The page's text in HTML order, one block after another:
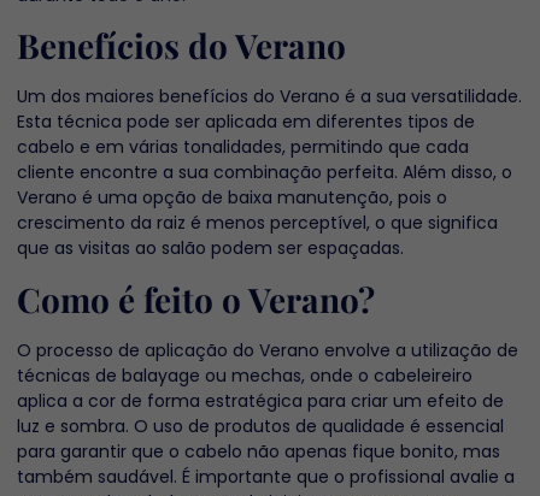
Benefícios do Verano
Um dos maiores benefícios do Verano é a sua versatilidade.
Esta técnica pode ser aplicada em diferentes tipos de
cabelo e em várias tonalidades, permitindo que cada
cliente encontre a sua combinação perfeita. Além disso, o
Verano é uma opção de baixa manutenção, pois o
crescimento da raiz é menos perceptível, o que significa
que as visitas ao salão podem ser espaçadas.
Como é feito o Verano?
O processo de aplicação do Verano envolve a utilização de
técnicas de balayage ou mechas, onde o cabeleireiro
aplica a cor de forma estratégica para criar um efeito de
luz e sombra. O uso de produtos de qualidade é essencial
para garantir que o cabelo não apenas fique bonito, mas
também saudável. É importante que o profissional avalie a